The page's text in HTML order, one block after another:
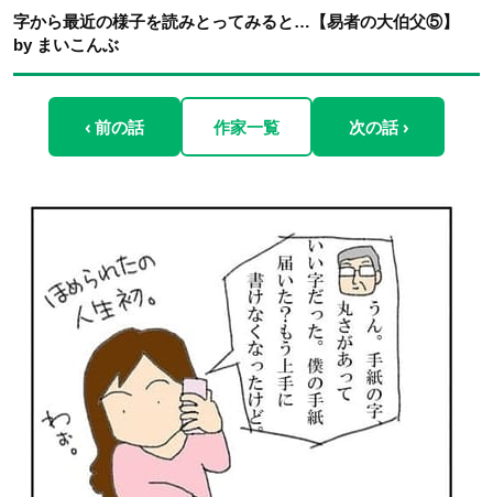
字から最近の様子を読みとってみると…【易者の大伯父⑤】
by まいこんぶ
‹ 前の話 作家一覧 次の話 ›